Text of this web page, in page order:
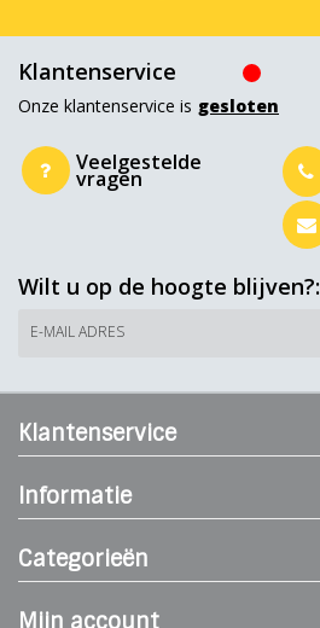
Klantenservice
Onze klantenservice is gesloten
Veelgestelde
vragen
Wilt u op de hoogte blijven?:
E-MAIL ADRES
Klantenservice
Informatie
Categorieën
Mijn account